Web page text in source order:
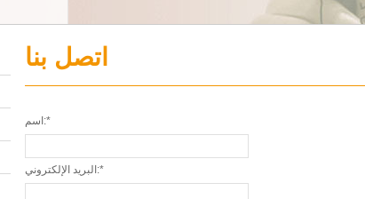
اتصل بنا
اسم:*
البريد الإلكتروني:*